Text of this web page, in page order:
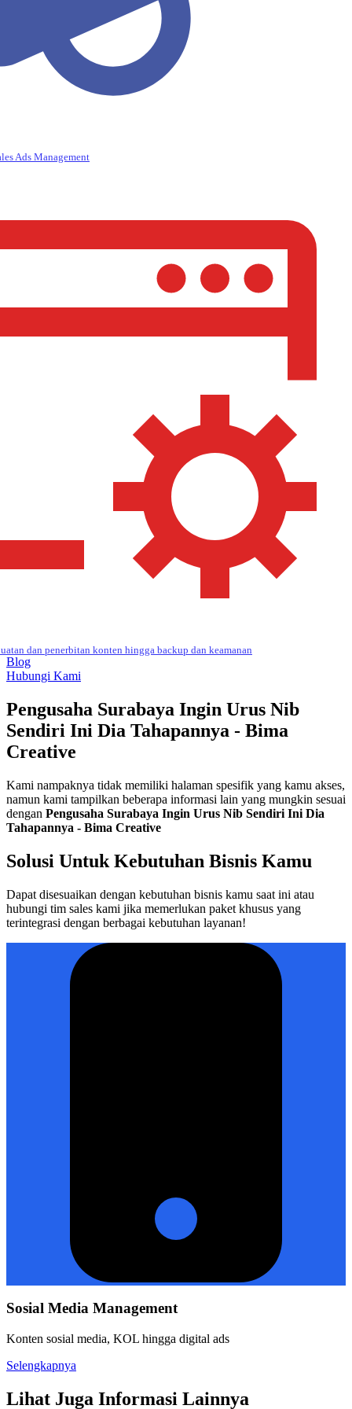
Ads Management
dan penerbitan konten hingga backup dan keamanan
Blog
Hubungi Kami
Pengusaha Surabaya Ingin Urus Nib
Sendiri Ini Dia Tahapannya - Bima
Creative
Kami nampaknya tidak memiliki halaman spesifik yang kamu akses,
namun kami tampilkan beberapa informasi lain yang mungkin sesuai
dengan Pengusaha Surabaya Ingin Urus Nib Sendiri Ini Dia
Tahapannya - Bima Creative
Solusi Untuk Kebutuhan Bisnis Kamu
Dapat disesuaikan dengan kebutuhan bisnis kamu saat ini atau
hubungi tim sales kami jika memerlukan paket khusus yang
terintegrasi dengan berbagai kebutuhan layanan!
Sosial Media Management
Konten sosial media, KOL hingga digital ads
Selengkapnya
Lihat Juga Informasi Lainnya